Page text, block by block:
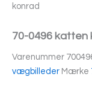
konrad
70-0496 katten
Varenummer
vægbilleder Mærke